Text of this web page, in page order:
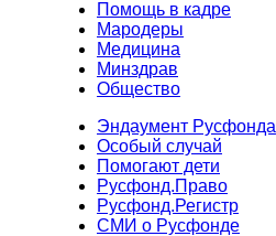
Помощь в кадре
Мародеры
Медицина
Минздрав
Общество
Эндаумент Русфонда
Особый случай
Помогают дети
Русфонд.Право
Русфонд.Регистр
СМИ о Русфонде